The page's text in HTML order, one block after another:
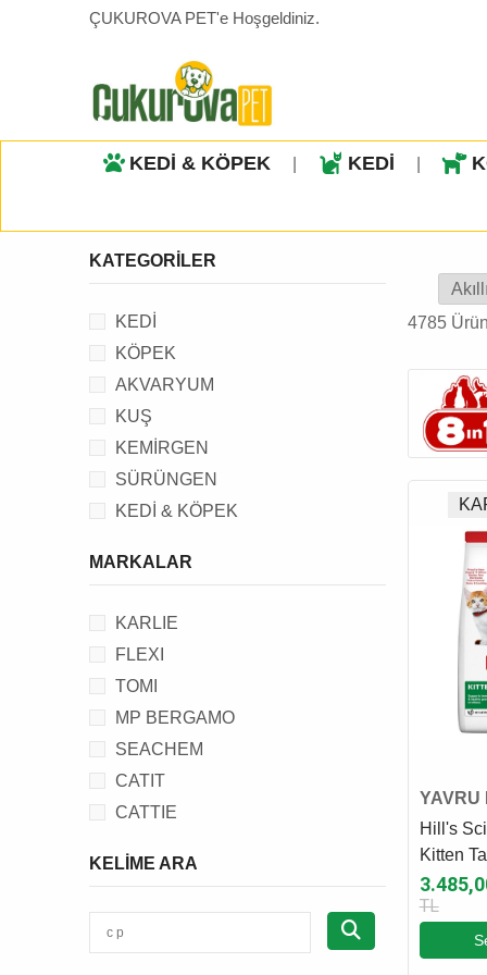
ÇUKUROVA PET'e Hoşgeldiniz.
KEDİ & KÖPEK KEDİ
4785
YAVRU
Hill's
Kitten
Kedi
TL
KATEGORILER
KEDİ
KÖPEK
AKVARYUM
KUŞ
KEMİRGEN
SÜRÜNGEN
KEDİ & KÖPEK
MARKALAR
KARLIE
FLEXI
TOMI
MP BERGAMO
SEACHEM
CATIT
CATTIE
SIMPLE SOLUTION
BEEZTEES
KELIME ARA